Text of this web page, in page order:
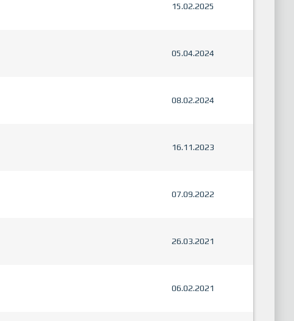
15.02.2025
05.04.2024
08.02.2024
16.11.2023
07.09.2022
26.03.2021
06.02.2021